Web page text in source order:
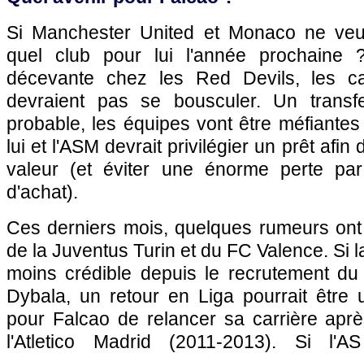
Si Manchester United et Monaco ne
quel club pour lui l'année prochaine
décevante chez les Red Devils, les
devraient pas se bousculer. Un
probable, les équipes vont être
lui et l'ASM devrait privilégier un prêt afin
valeur (et éviter une énorme perte
d'achat).
Ces derniers mois, quelques rumeurs
de la Juventus Turin et du FC Valence. Si
moins crédible depuis le recrutement
Dybala, un retour en Liga pourrait être
pour Falcao de relancer sa carrière
l'Atletico Madrid (2011-2013). Si